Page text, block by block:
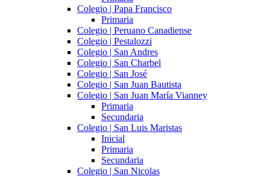
Colegio | Papa Francisco
Primaria
Colegio | Peruano Canadiense
Colegio | Pestalozzi
Colegio | San Andres
Colegio | San Charbel
Colegio | San José
Colegio | San Juan Bautista
Colegio | San Juan María Vianney
Primaria
Secundaria
Colegio | San Luis Maristas
Inicial
Primaria
Secundaria
Colegio | San Nicolas